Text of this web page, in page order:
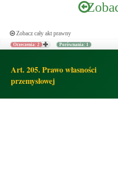
Zobacz cały akt prawny
Orzeczenia: 2 Porównania: 1
Art. 205. Prawo własności
przemysłowej